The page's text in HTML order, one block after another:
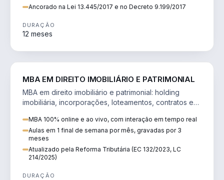
Ancorado na Lei 13.445/2017 e no Decreto 9.199/2017
DURAÇÃO
12 meses
MBA EM DIREITO IMOBILIÁRIO E PATRIMONIAL
MBA em direito imobiliário e patrimonial: holding
imobiliária, incorporações, loteamentos, contratos e
MBA 100% online e ao vivo, com interação em tempo real
Aulas em 1 final de semana por mês, gravadas por 3
meses
Atualizado pela Reforma Tributária (EC 132/2023, LC
214/2025)
DURAÇÃO